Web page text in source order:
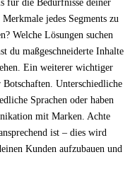
für die Bedürfnisse deiner
jedes Segments zu
Welche Lösungen suchen
du maßgeschneiderte Inhalte
Ein weiterer wichtiger
Unterschiedliche
Sprachen oder haben
mit Marken. Achte
ist – dies wird
Kunden aufzubauen und